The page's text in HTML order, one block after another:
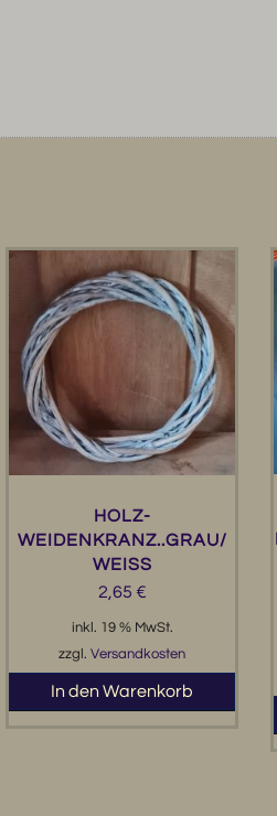
HOLZ-
WEIDENKRANZ..GRAU/
WEISS
2,65 €
inkl. 19 % MwSt.
zzgl.Versandkosten
In den Warenkorb